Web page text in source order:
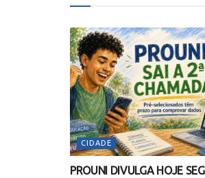
CIDADE
PROUNI DIVULGA HOJE